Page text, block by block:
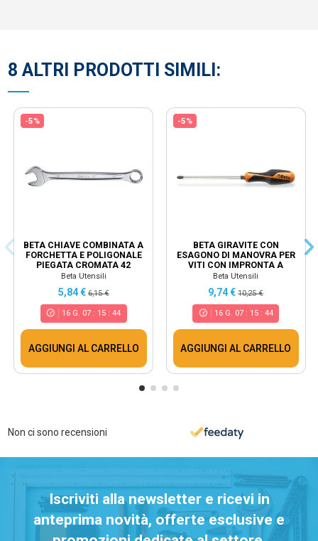
8 ALTRI PRODOTTI SIMILI:
-5%
BETA CHIAVE COMBINATA A
FORCHETTA E POLIGONALE
PIEGATA CROMATA 42
Beta Utensili
5,84 € 6,15 €
16 G. 07 : 15 :44
AGGIUNGI AL CARRELLO
-5%
BETA GIRAVITE CON
ESAGONO DI MANOVRA PER
VITI CON IMPRONTA A
CROCE PHILLIPS® 1262E
Beta Utensili
9,74 €10,25 €
16G. 07: 15: 44
AGGIUNGI AL CARRELLO
Non ci sono recensioni
Iscriviti alla newsletter e ricevi in
anteprima novità, offerte esclusive e